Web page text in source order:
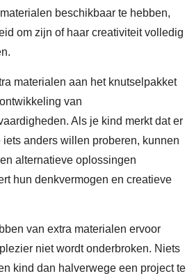
beschikbaar te hebben,
om zijn of haar creativiteit volledig
materialen aan het knutselpakket
van
Als je kind merkt dat er
iets anders willen proberen, kunnen
alternatieve oplossingen
hun denkvermogen en creatieve
van extra materialen ervoor
niet wordt onderbroken. Niets
kind dan halverwege een project te